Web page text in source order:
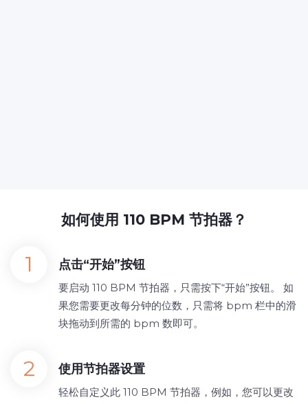
如何使用 110 BPM 节拍器？
点击“开始”按钮
要启动 110 BPM 节拍器，只需按下“开始”按钮。 如
果您需要更改每分钟的位数，只需将 bpm 栏中的滑
块拖动到所需的 bpm 数即可。
使用节拍器设置
轻松自定义此 110 BPM 节拍器，例如，您可以更改